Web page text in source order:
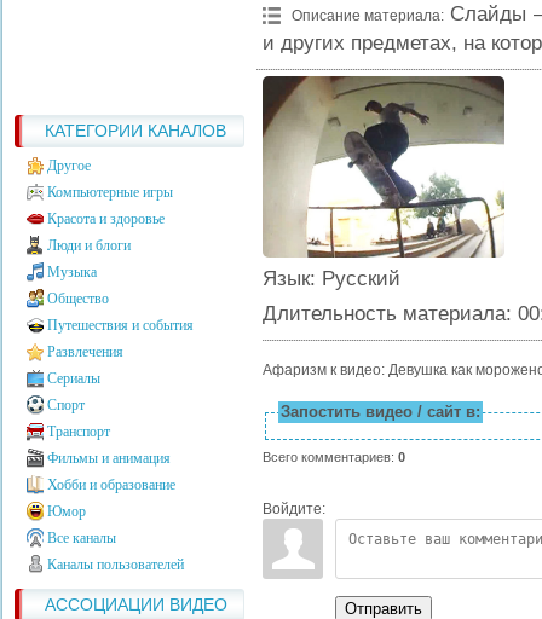
КАТЕГОРИИ КАНАЛОВ
Другое
Компьютерные игры
Красота и здоровье
Люди и блоги
Музыка
Общество
Путешествия и события
Развлечения
Сериалы
Спорт
Транспорт
Фильмы и анимация
Хобби и образование
Юмор
Все каналы
Каналы пользователей
АССОЦИАЦИИ ВИДЕО
Описание материала: Слайды
и других предметах, на
Язык: Русский
Длительность материала:
Афаризм к видео: Девушка как
Запостить видео / сайт в:
Всего комментариев: 0
Войдите:
Отправить